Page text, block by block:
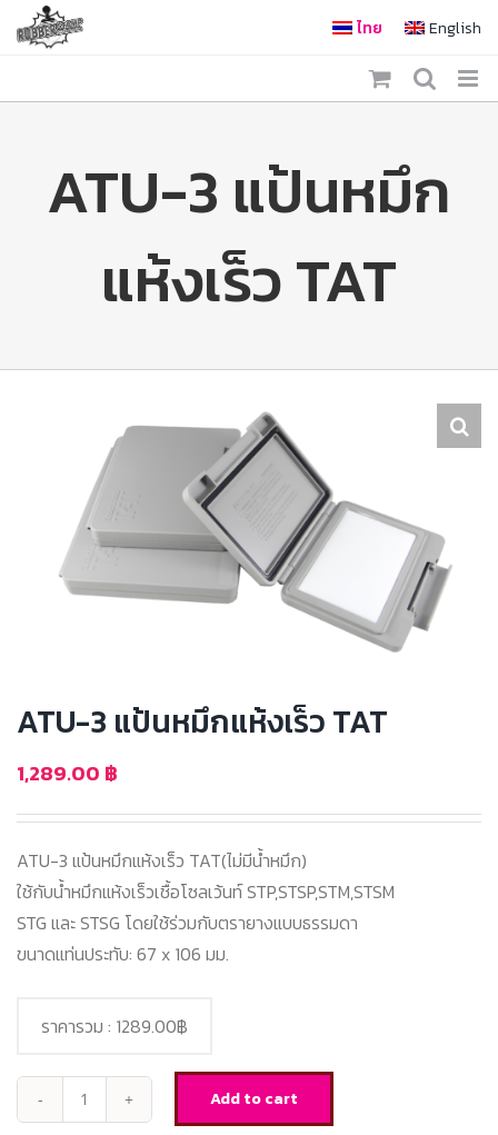
ไทย English
ATU-3 แป้นหมึก
แห้งเร็ว TAT
ATU-3 แป้นหมึกแห้งเร็ว TAT
1,289.00 ฿
ATU-3 แป้นหมึกแห้งเร็ว TAT(ไม่มีน้ำหมึก)
ใช้กับน้ำหมึกแห้งเร็วเชื้อโซลเว้นท์ STP,STSP,STM,STSM
STG และ STSG โดยใช้ร่วมกับตรายางแบบธรรมดา
ขนาดแท่นประทับ: 67 x 106 มม.
ATU-
Add to cart
ราคารวม : 1289.00฿